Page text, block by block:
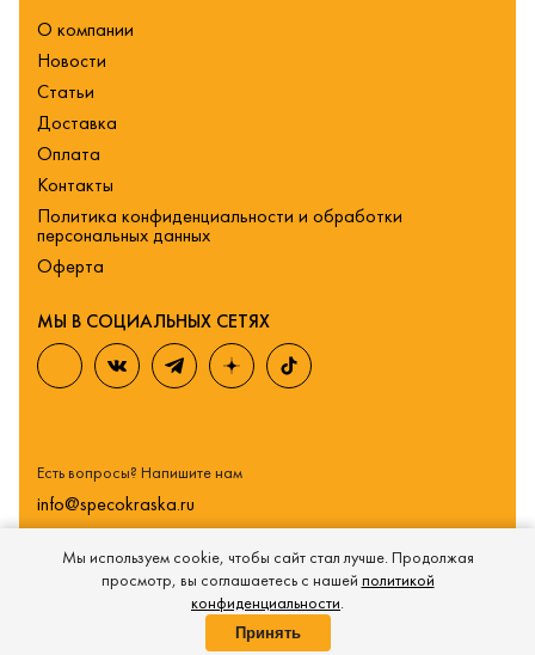
Избранное Корзина
О компании
Новости
Статьи
Доставка
Оплата
Контакты
Политика конфиденциальности и обработки
персональных данных
Оферта
МЫ В СОЦИАЛЬНЫХ СЕТЯХ
Есть вопросы? Напишите нам
info@specokraska.ru
Мы используем cookie, чтобы сайт стал лучше. Продолжая
просмотр, вы соглашаетесь с нашей политикой
конфиденциальности.
Принять